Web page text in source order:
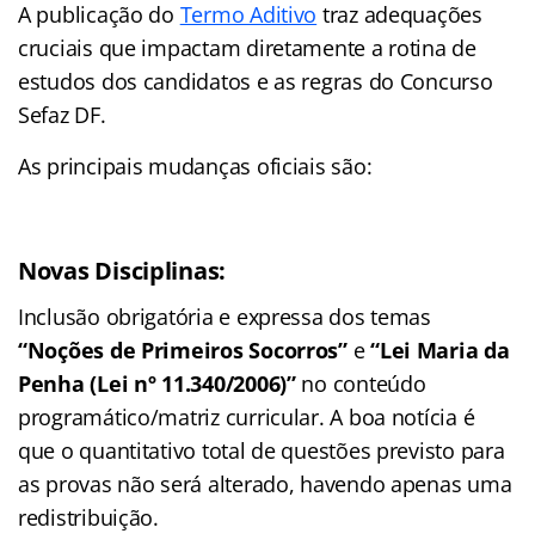
A publicação do Termo Aditivo traz adequações
cruciais que impactam diretamente a rotina de
estudos dos candidatos e as regras do Concurso
Sefaz DF.
As principais mudanças oficiais são:
Novas Disciplinas:
Inclusão obrigatória e expressa dos temas
“Noções de Primeiros Socorros”e“Lei Maria da
Penha (Lei nº 11.340/2006)”no conteúdo
programático/matriz curricular. A boa notícia é
que o quantitativo total de questões previsto para
as provas não será alterado, havendo apenas uma
redistribuição.